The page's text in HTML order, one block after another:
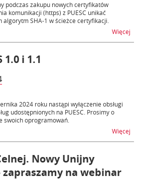
podczas zakupu nowych certyfikatów
komunikacji (https) z PUESC unikać
SHA-1 w ścieżce certyfikacji.
Więcej
1.0 i 1.1
2024 roku nastąpi wyłączenie obsługi
udostępnionych na PUESC. Prosimy o
swoich oprogramowań.
Więcej
Nowy Unijny
zapraszamy na webinar